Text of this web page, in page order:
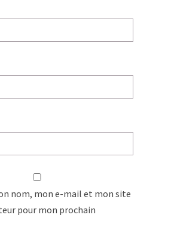
nom, mon e-mail et mon site
pour mon prochain